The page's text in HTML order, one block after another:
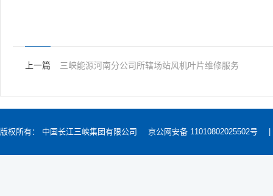
上一篇 三峡能源河南分公司所辖场站风机叶片维修服务
版权所有： 中国长江三峡集团有限公司 京公网安备 11010802025502号